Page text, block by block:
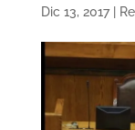
Dic 13, 2017|